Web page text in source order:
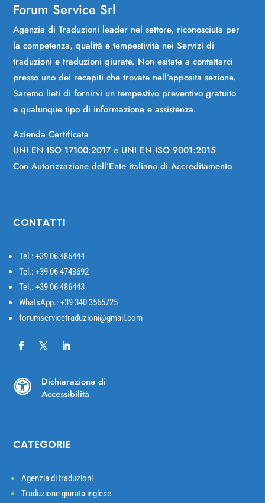
Forum Service Srl
Agenzia di Traduzioni leader nel settore, riconosciuta per
la competenza, qualità e tempestività nei Servizi di
traduzioni e traduzioni giurate. Non esitate a contattarci
presso uno dei recapiti che trovate nell’apposita sezione.
Saremo lieti di fornirvi un tempestivo preventivo gratuito
e qualunque tipo di informazione e assistenza.
Azienda Certificata
UNI EN ISO 17100:2017 e UNI EN ISO 9001:2015
Con Autorizzazione dell’Ente italiano di Accreditamento
CONTATTI
Tel.: +3906 486444
Tel.: +39 06 4743692
Tel.: +39 06 486443
WhatsApp.: +39 340 3565725
forumservicetraduzioni@gmail.com

Dichiarazione di
Accessibilità
CATEGORIE
Agenzia di traduzioni
Traduzione giurata inglese